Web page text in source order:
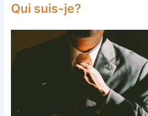
Qui suis-je?